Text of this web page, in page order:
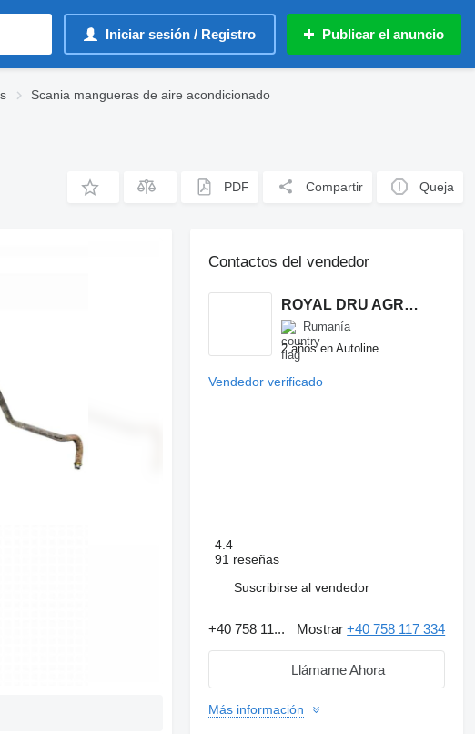
Iniciar sesión / Registro Publicar el anuncio
Scania mangueras de aire acondicionado
PDF Compartir Queja
Contactos del vendedor
ROYAL DRU AGRO S.R.L.
Rumanía
2 años en Autoline
Vendedor verificado
4.4
91 reseñas
Suscribirse al vendedor
+40 758 11... Mostrar+40 758 117 334
Llámame Ahora
Más información